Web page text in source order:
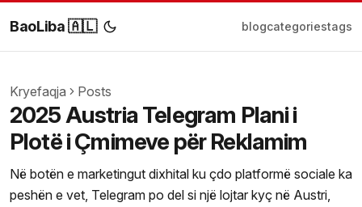
BaoLiba 🇦🇱 blogcategoriestags
Kryefaqja Posts
2025 Austria Telegram Plani i
Plotë i Çmimeve për Reklamim
Në botën e marketingut dixhital ku çdo platformë sociale ka
peshën e vet, Telegram po del si një lojtar kyç në Austri,